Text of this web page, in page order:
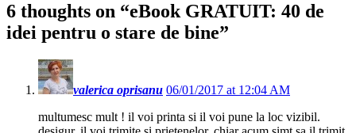
6 thoughts on “eBook GRATUIT: 40 de
idei pentru o stare de bine”
valerica oprisanu 06/01/2017 at 12:04 AM
multumesc mult ! il voi printa si il voi pune la loc vizibil.